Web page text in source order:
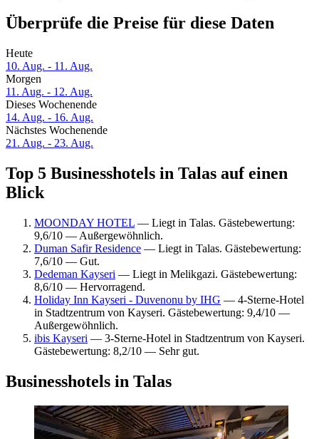
Überprüfe die Preise für diese Daten
Heute
10. Aug. - 11. Aug.
Morgen
11. Aug. - 12. Aug.
Dieses Wochenende
14. Aug. - 16. Aug.
Nächstes Wochenende
21. Aug. - 23. Aug.
Top 5 Businesshotels in Talas auf einen
Blick
MOONDAY HOTEL — Liegt in Talas. Gästebewertung:
9,6/10 — Außergewöhnlich.
Duman Safir Residence — Liegt in Talas. Gästebewertung:
7,6/10 — Gut.
Dedeman Kayseri — Liegt in Melikgazi. Gästebewertung:
8,6/10 — Hervorragend.
Holiday Inn Kayseri - Duvenonu by IHG — 4-Sterne-Hotel
in Stadtzentrum von Kayseri. Gästebewertung: 9,4/10 —
Außergewöhnlich.
ibis Kayseri — 3-Sterne-Hotel in Stadtzentrum von Kayseri.
Gästebewertung: 8,2/10 — Sehr gut.
Businesshotels in Talas